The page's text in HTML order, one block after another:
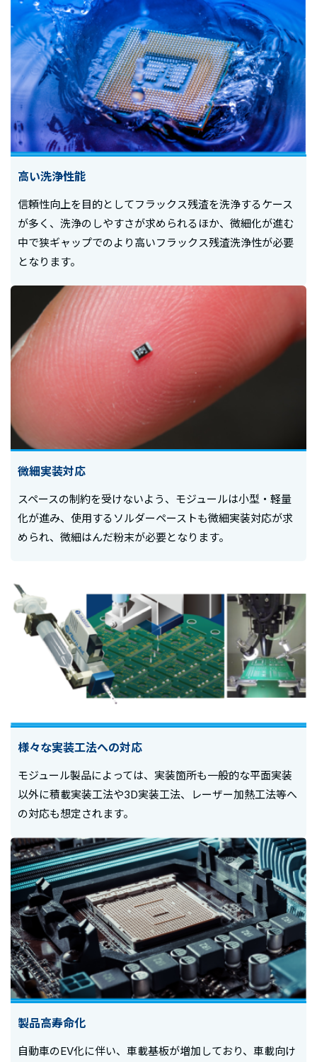
高い洗浄性能
信頼性向上を目的としてフラックス残渣を洗浄するケース
が多く、洗浄のしやすさが求められるほか、微細化が進む
中で狭ギャップでのより高いフラックス残渣洗浄性が必要
となります。
微細実装対応
スペースの制約を受けないよう、モジュールは小型・軽量
化が進み、使用するソルダーペーストも微細実装対応が求
められ、微細はんだ粉末が必要となります。
様々な実装工法への対応
モジュール製品によっては、実装箇所も一般的な平面実装
以外に積載実装工法や3D実装工法、レーザー加熱工法等へ
の対応も想定されます。
製品高寿命化
自動車のEV化に伴い、車載基板が増加しており、車載向け